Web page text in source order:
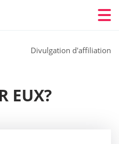
Divulgation d'affiliation
EUX?